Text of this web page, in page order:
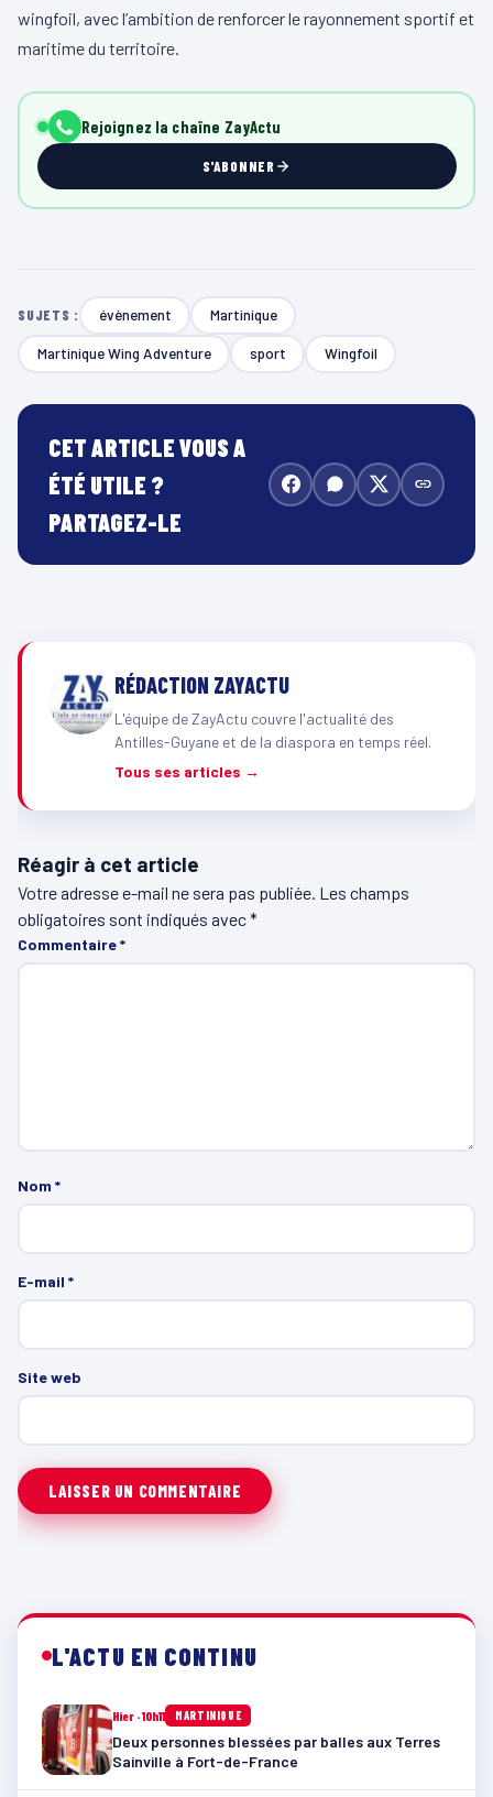
wingfoil, avec l’ambition de renforcer le rayonnement sportif et
maritime du territoire.
Rejoignez la chaîne ZayActu
S'ABONNER
SUJETS : évènement Martinique
Martinique Wing Adventure sport Wingfoil
CET ARTICLE VOUS A
ÉTÉ UTILE ?
PARTAGEZ-LE
RÉDACTION ZAYACTU
L'équipe de ZayActu couvre l'actualité des
Antilles-Guyane et de la diaspora en temps réel.
Tous ses articles →
Réagir à cet article
Votre adresse e-mail ne sera pas publiée. Les champs
obligatoires sont indiqués avec*
Commentaire*
Nom *
E-mail *
Site web
L'ACTU EN CONTINU
Hier · 10h11 MARTINIQUE
Deux personnes blessées par balles aux Terres
Sainville à Fort-de-France